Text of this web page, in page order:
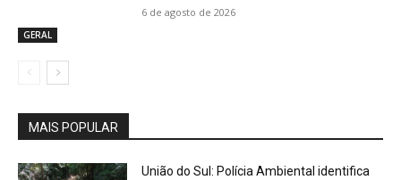
GERAL
6 de agosto de 2026
MAIS POPULAR
União do Sul: Polícia Ambiental identifica